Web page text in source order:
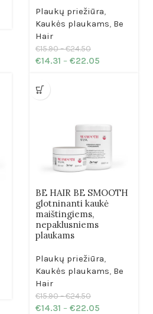
Plaukų priežiūra,
Kaukės plaukams, Be
Hair
€15.90 – €24.50
€14.31 – €22.05
BE HAIR BE SMOOTH
glotninanti kaukė
maištingiems,
nepaklusniems
plaukams
Plaukų priežiūra,
Kaukės plaukams, Be
Hair
€15.90 – €24.50
€14.31 – €22.05